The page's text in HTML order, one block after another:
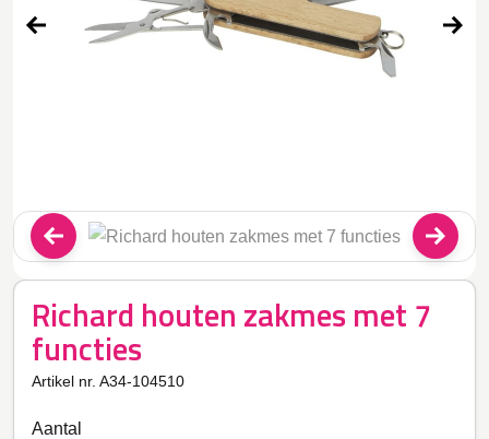
Richard houten zakmes met 7
functies
Artikel nr. A34-104510
Aantal